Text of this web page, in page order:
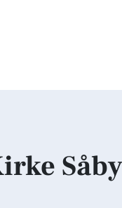
Såby